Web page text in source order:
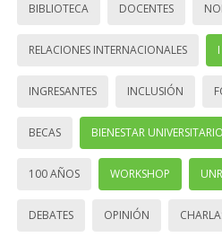
BIBLIOTECA DOCENTES
RELACIONES INTERNACIONALES
INGRESANTES INCLUSIÓN
BECAS BIENESTAR UNIVERSITARIO
100 AÑOS WORKSHOP UNR
DEBATES OPINIÓN